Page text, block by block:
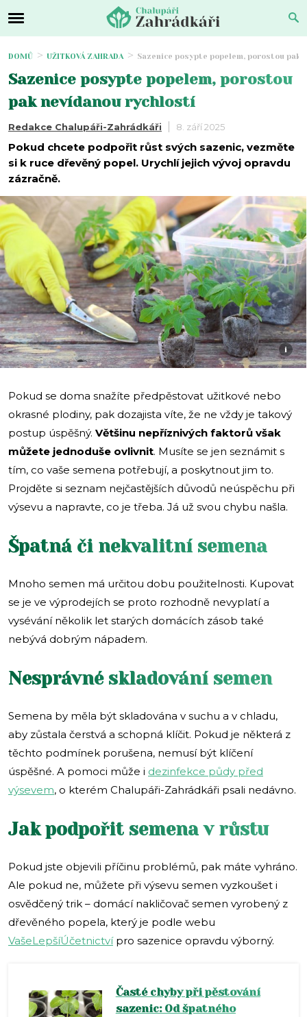
DOMŮ UŽITKOVÁ ZAHRADA Sazenice posypte popelem, porostou pak
Sazenice posypte popelem, porostou
pak nevídanou rychlostí
Redakce Chalupáři-Zahrádkáři 8. září 2025
Pokud chcete podpořit růst svých sazenic, vezměte
si k ruce dřevěný popel. Urychlí jejich vývoj opravdu
zázračně.
i
Pokud se doma snažíte předpěstovat užitkové nebo
okrasné plodiny, pak dozajista víte, že ne vždy je takový
postup úspěšný. Většinu nepříznivých faktorů však
můžete jednoduše ovlivnit. Musíte se jen seznámit s
tím, co vaše semena potřebují, a poskytnout jim to.
Projděte si seznam nejčastějších důvodů neúspěchu při
výsevu a napravte, co je třeba. Já už svou chybu našla.
Špatná či nekvalitní semena
Mnoho semen má určitou dobu použitelnosti. Kupovat
se je ve výprodejích se proto rozhodně nevyplatí a
vysévání několik let starých domácích zásob také
nebývá dobrým nápadem.
Nesprávné skladování semen
Semena by měla být skladována v suchu a v chladu,
aby zůstala čerstvá a schopná klíčit. Pokud je některá z
těchto podmínek porušena, nemusí být klíčení
úspěšné. A pomoci může i dezinfekce půdy před
výsevem, o kterém Chalupáři-Zahrádkáři psali nedávno.
Jak podpořit semena v růstu
Pokud jste objevili příčinu problémů, pak máte vyhráno.
Ale pokud ne, můžete při výsevu semen vyzkoušet i
osvědčený trik – domácí nakličovač semen vyrobený z
dřevěného popela, který je podle webu
VašeLepšíÚčetnictvípro sazenice opravdu výborný.
Časté chyby při pěstování
sazenic: Od špatného